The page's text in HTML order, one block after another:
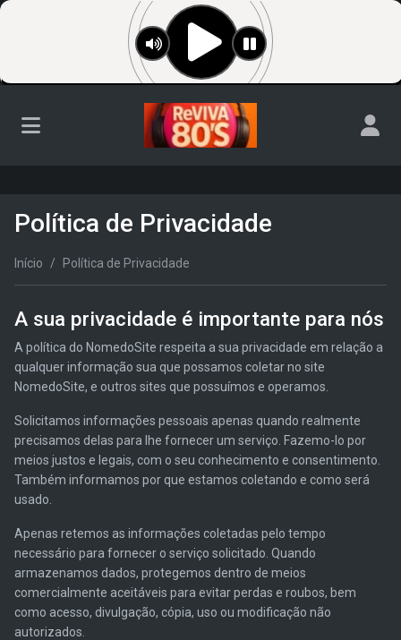
Política de Privacidade
Início Política de Privacidade
A sua privacidade é importante para nós
A política do NomedoSite respeita a sua privacidade em relação a
qualquer informação sua que possamos coletar no site
NomedoSite, e outros sites que possuímos e operamos.
Solicitamos informações pessoais apenas quando realmente
precisamos delas para lhe fornecer um serviço. Fazemo-lo por
meios justos e legais, com o seu conhecimento e consentimento.
Também informamos por que estamos coletando e como será
usado.
Apenas retemos as informações coletadas pelo tempo
necessário para fornecer o serviço solicitado. Quando
armazenamos dados, protegemos dentro de meios
comercialmente aceitáveis ​​para evitar perdas e roubos, bem
como acesso, divulgação, cópia, uso ou modificação não
autorizados.